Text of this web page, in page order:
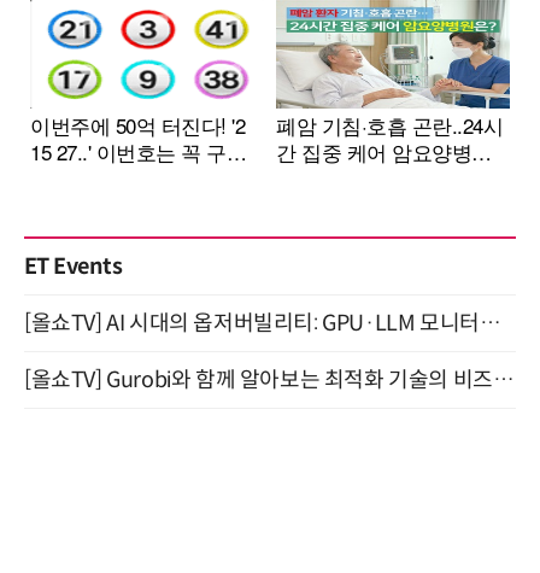
ET Events
[올쇼TV] AI 시대의 옵저버빌리티: GPU·LLM 모니터링부터 AI 기반 장애 대응까지 (8/11 생방송)
[올쇼TV] Gurobi와 함께 알아보는 최적화 기술의 비즈니스 활용 (8월 20일 생방송)